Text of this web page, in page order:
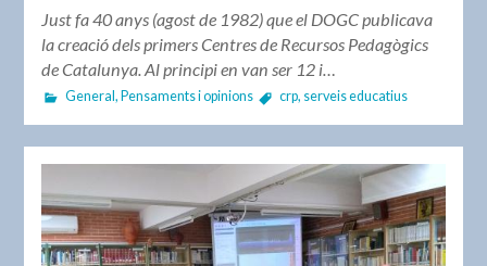
Just fa 40 anys (agost de 1982) que el DOGC publicava
la creació dels primers Centres de Recursos Pedagògics
de Catalunya. Al principi en van ser 12 i…
General , Pensaments i opinions crp, serveis educatius